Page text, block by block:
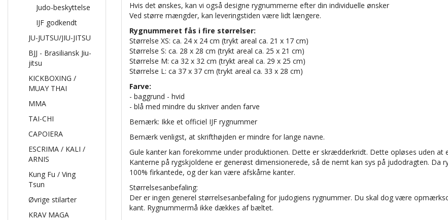
Judo-beskyttelse
IJF godkendt
JU-JUTSU/JIU-JITSU
BJJ - Brasiliansk Jiu-
jitsu
KICKBOXING /
MUAY THAI
MMA
TAI-CHI
CAPOIERA
ESCRIMA / KALI /
ARNIS
Kung Fu / Ving
Tsun
Øvrige stilarter
KRAV MAGA
Hvis det ønskes, kan vi også designe rygnummerne efter din individuelle ønsker
Ved større mængder, kan leveringstiden være lidt længere.
Rygnummeret fås i fire størrelser:
Størrelse XS: ca. 24 x 24 cm (trykt areal ca. 21 x 17 cm)
Størrelse S: ​​ca. 28 x 28 cm (trykt areal ca. 25 x 21 cm)
Størrelse M: ca 32 x 32 cm (trykt areal ca. 29 x 25 cm)
Størrelse L: ca 37 x 37 cm (trykt areal ca. 33 x 28 cm)
Farve:
- baggrund - hvid
- blå med mindre du skriver anden farve
Bemærk: Ikke et officiel IJF rygnummer
Bemærk venligst, at skrifthøjden er mindre for lange navne.
Gule kanter kan forekomme under produktionen. Dette er skrædderkridt. Dette opløses uden at
Kanterne på rygskjoldene er generøst dimensionerede, så de nemt kan sys på judodragten. Da
100% firkantede, og der kan være afskårne kanter.
Størrelsesanbefaling:
Der er ingen generel størrelsesanbefaling for judogiens rygnummer. Du skal dog være
kant. Rygnummermå ikke dækkes af bæltet.